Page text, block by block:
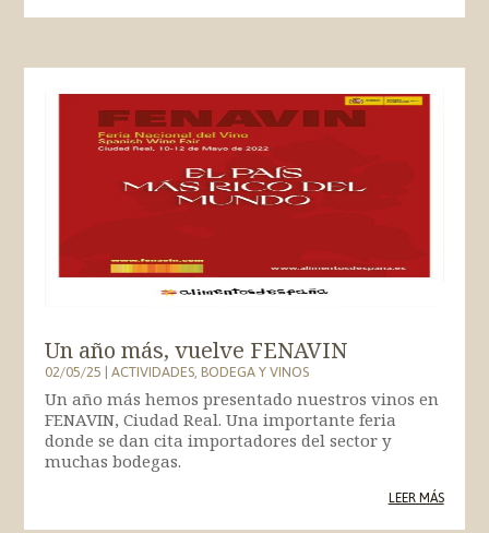
Un año más, vuelve FENAVIN
02/05/25|ACTIVIDADES,BODEGA Y VINOS
Un año más hemos presentado nuestros vinos en
FENAVIN, Ciudad Real. Una importante feria
donde se dan cita importadores del sector y
muchas bodegas.
LEER MÁS